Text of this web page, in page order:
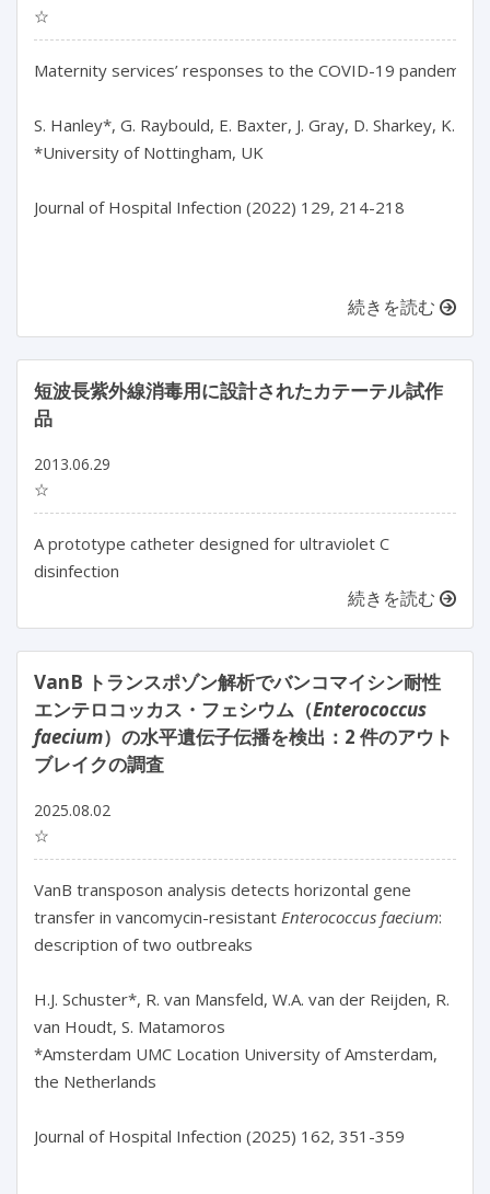
☆
Maternity services’ responses to the COVID-19 pandemic:
S. Hanley*, G. Raybould, E. Baxter, J. Gray, D. Sharkey, K.F.
*University of Nottingham, UK
Journal of Hospital Infection (2022) 129, 214-218
続きを読む
短波長紫外線消毒用に設計されたカテーテル試作
品
2013.06.29
☆
A prototype catheter designed for ultraviolet C
disinfection
続きを読む
VanB トランスポゾン解析でバンコマイシン耐性
エンテロコッカス・フェシウム（Enterococcus
faecium）の水平遺伝子伝播を検出：2 件のアウト
ブレイクの調査
2025.08.02
☆
VanB transposon analysis detects horizontal gene
transfer in vancomycin-resistant Enterococcus faecium:
description of two outbreaks
H.J. Schuster*, R. van Mansfeld, W.A. van der Reijden, R.
van Houdt, S. Matamoros
*Amsterdam UMC Location University of Amsterdam,
the Netherlands
Journal of Hospital Infection (2025) 162, 351-359